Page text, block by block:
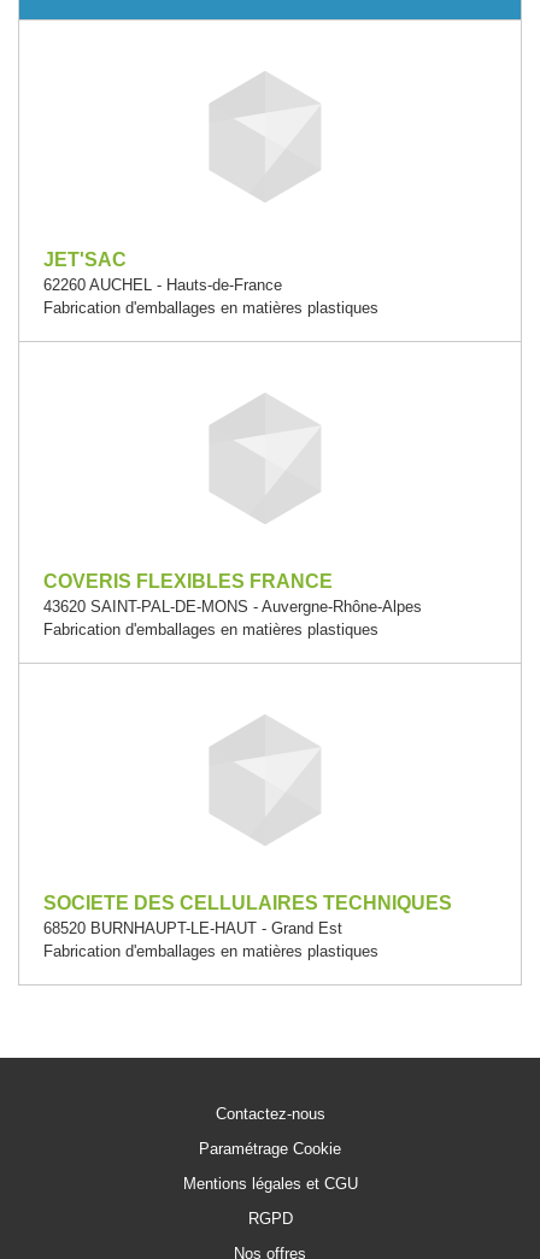
JET'SAC
62260 AUCHEL - Hauts-de-France
Fabrication d'emballages en matières plastiques
COVERIS FLEXIBLES FRANCE
43620 SAINT-PAL-DE-MONS - Auvergne-Rhône-Alpes
Fabrication d'emballages en matières plastiques
SOCIETE DES CELLULAIRES TECHNIQUES
68520 BURNHAUPT-LE-HAUT - Grand Est
Fabrication d'emballages en matières plastiques
Contactez-nous
Paramétrage Cookie
Mentions légales et CGU
RGPD
Nos offres